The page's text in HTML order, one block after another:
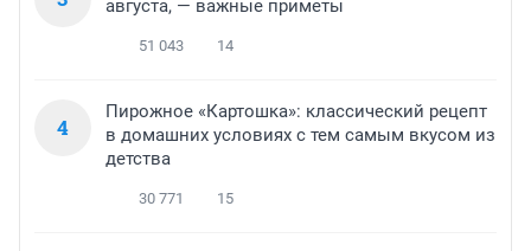
августа, — важные приметы
51 043 14
4
Пирожное «Картошка»: классический рецепт
в домашних условиях с тем самым вкусом из
детства
30 771 15